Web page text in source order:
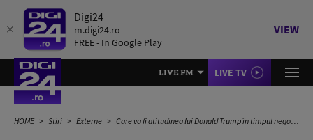
Digi24
m.digi24.ro
FREE - In Google Play
VIEW
LIVE FM LIVE TV
HOME Știri Externe Care va fi atitudinea lui Donald Trump în timpul negocierilor cu Vladimir Putin: la Helsinki, în 2018, a fost extrem de prietenos